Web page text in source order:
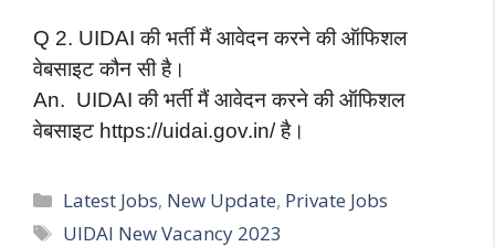
Q 2. UIDAI की भर्ती मैं आवेदन करने की ऑफिशल
वेबसाइट कौन सी है।
An. UIDAI की भर्ती मैं आवेदन करने की ऑफिशल
वेबसाइट https://uidai.gov.in/ है।
Categories
Latest Jobs, New Update, Private Jobs
Tags
UIDAI New Vacancy 2023